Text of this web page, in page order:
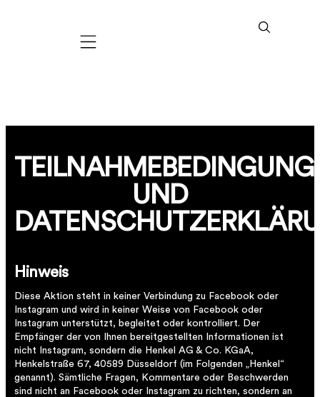
Mobile navigation
UND
Hinweis
Diese Aktion steht in keiner Verbindung zu Facebook oder
Instagram und wird in keiner Weise von Facebook oder
Instagram unterstützt, begleitet oder kontrolliert. Der
Empfänger der von Ihnen bereitgestellten Informationen ist
nicht Instagram, sondern die Henkel AG & Co. KGaA,
Henkelstraße 67, 40589 Düsseldorf (im Folgenden „Henkel“
genannt). Sämtliche Fragen, Kommentare oder Beschwerden
sind nicht an Facebook oder Instagram zu richten, sondern an